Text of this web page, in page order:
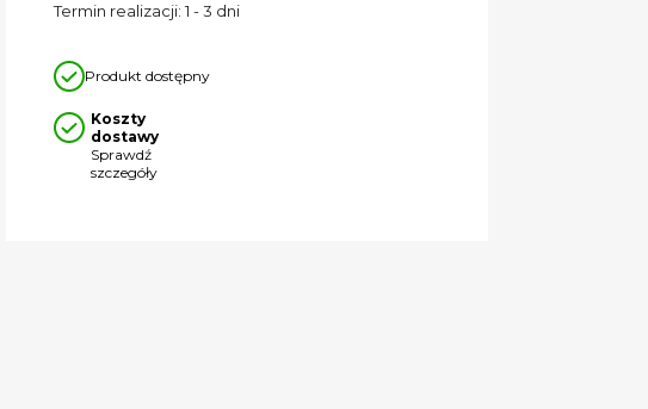
Termin realizacji: 1 - 3 dni
Produkt dostępny
Koszty
dostawy
Sprawdź
szczegóły